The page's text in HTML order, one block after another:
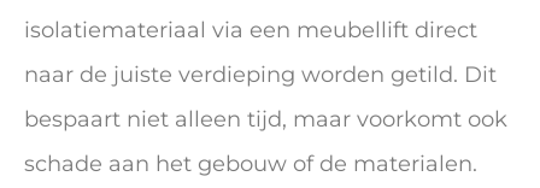
isolatiemateriaal via een meubellift direct
naar de juiste verdieping worden getild. Dit
bespaart niet alleen tijd, maar voorkomt ook
schade aan het gebouw of de materialen.